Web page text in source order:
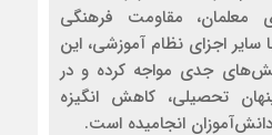
معلمان، مقاومت فرهنگی
سایر اجزای نظام آموزشی، این
جدی مواجه کرده و در
تحصیلی، کاهش انگیزه
انجامیده است.